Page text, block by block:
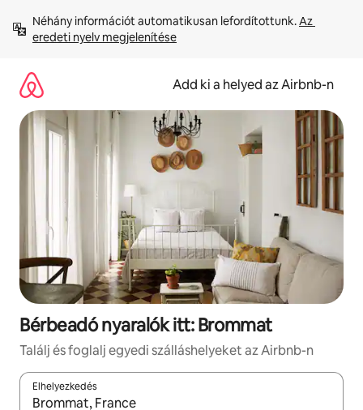
tartalomra
Néhány információt automatikusan lefordítottunk. Az
eredeti nyelv megjelenítése
Add ki a helyed az Airbnb-n
Bérbeadó nyaralók itt: Brommat
Találj és foglalj egyedi szálláshelyeket az Airbnb-n
Elhelyezkedés
Az eredmények között a felfelé és a lefelé nyíllal